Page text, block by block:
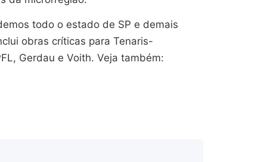
todo o estado de SP e demais
obras críticas para Tenaris-
Gerdau e Voith. Veja também: